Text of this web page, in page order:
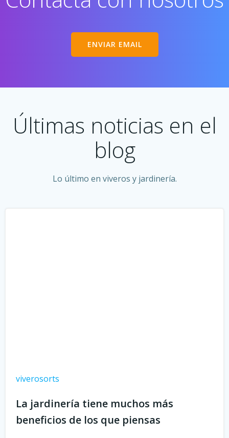
ENVIAR EMAIL
Últimas noticias en el
blog
Lo último en viveros y jardinería.
viverosorts
La jardinería tiene muchos más
beneficios de los que piensas